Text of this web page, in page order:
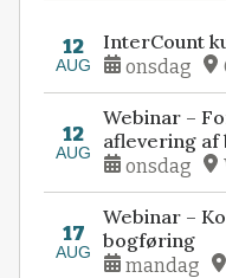
12
AUG
InterCount
onsdag
12
AUG
Webinar –
aflevering af
onsdag
17
AUG
Webinar –
bogføring
mandag